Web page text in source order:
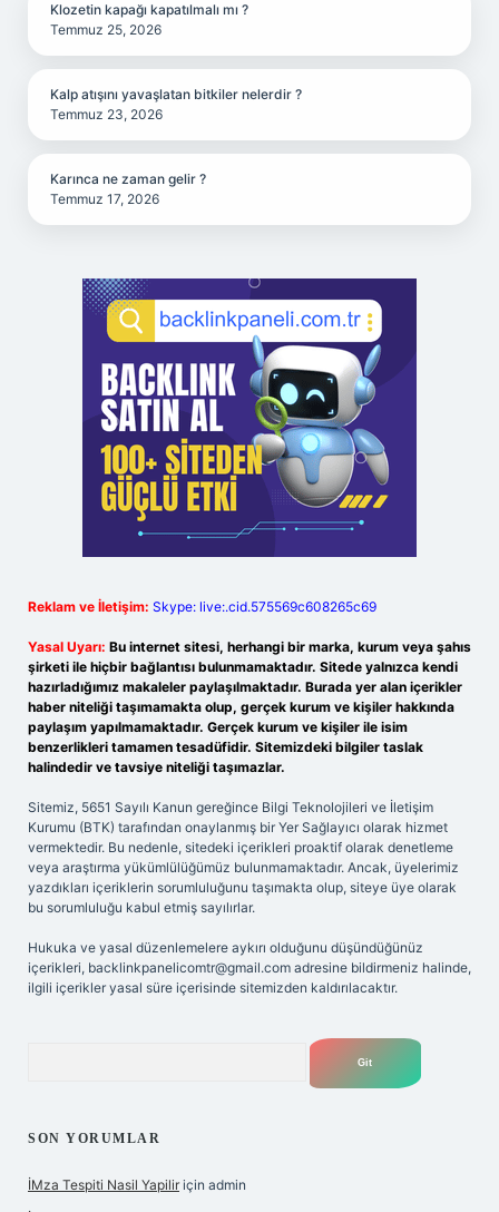
Klozetin kapağı kapatılmalı mı ?
Temmuz 25, 2026
Kalp atışını yavaşlatan bitkiler nelerdir ?
Temmuz 23, 2026
Karınca ne zaman gelir ?
Temmuz 17, 2026
Reklam ve İletişim: Skype: live:.cid.575569c608265c69
Yasal Uyarı: Bu internet sitesi, herhangi bir marka, kurum veya şahıs
şirketi ile hiçbir bağlantısı bulunmamaktadır. Sitede yalnızca kendi
hazırladığımız makaleler paylaşılmaktadır. Burada yer alan içerikler
haber niteliği taşımamakta olup, gerçek kurum ve kişiler hakkında
paylaşım yapılmamaktadır. Gerçek kurum ve kişiler ile isim
benzerlikleri tamamen tesadüfidir. Sitemizdeki bilgiler taslak
halindedir ve tavsiye niteliği taşımazlar.
Sitemiz, 5651 Sayılı Kanun gereğince Bilgi Teknolojileri ve İletişim
Kurumu (BTK) tarafından onaylanmış bir Yer Sağlayıcı olarak hizmet
vermektedir. Bu nedenle, sitedeki içerikleri proaktif olarak denetleme
veya araştırma yükümlülüğümüz bulunmamaktadır. Ancak, üyelerimiz
yazdıkları içeriklerin sorumluluğunu taşımakta olup, siteye üye olarak
bu sorumluluğu kabul etmiş sayılırlar.
Hukuka ve yasal düzenlemelere aykırı olduğunu düşündüğünüz
içerikleri, backlinkpanelicomtr@gmail.com adresine bildirmeniz halinde,
ilgili içerikler yasal süre içerisinde sitemizden kaldırılacaktır.
SON YORUMLAR
İMza Tespiti Nasil Yapilir için admin